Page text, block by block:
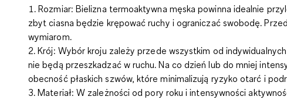
Rozmiar: Bielizna termoaktywna męska powinna idealnie
zbyt ciasna będzie krępować ruchy i ograniczać swobodę.
wymiarom.
Krój: Wybór kroju zależy przede wszystkim od
nie będą przeszkadzać w ruchu. Na co dzień lub do mniej
obecność płaskich szwów, które minimalizują ryzyko otarć i
Materiał: W zależności od pory roku i intensywności